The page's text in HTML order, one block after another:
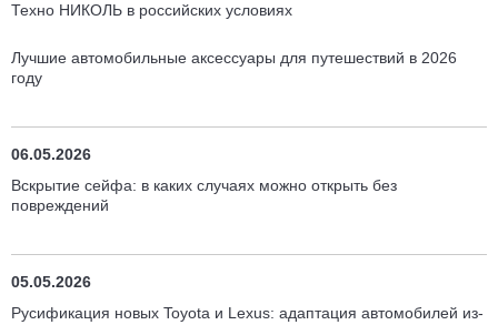
Техно НИКОЛЬ в российских условиях
Лучшие автомобильные аксессуары для путешествий в 2026
году
06.05.2026
Вскрытие сейфа: в каких случаях можно открыть без
повреждений
05.05.2026
Русификация новых Toyota и Lexus: адаптация автомобилей из-